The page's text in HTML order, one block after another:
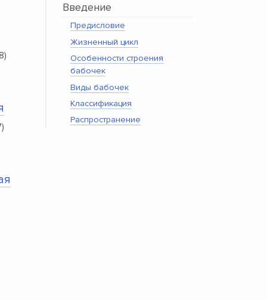
Введение
Предисловие
Жизненный цикл
Особенности строения
бабочек
Виды бабочек
Классификация
Распространение